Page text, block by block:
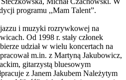
programu ,,Mam Talent”.
i muzyki rozrywkowej na
Od 1998 r. stały członek
udział w wielu koncertach na
m.in. z Martyną Jakubowicz,
gitarzystą bluesowym
z Janem Jakubem Należytym